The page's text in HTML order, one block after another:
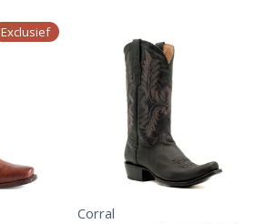
Exclusief
Corral